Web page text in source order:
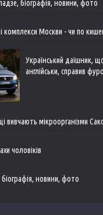
біографія, новини, фото
комплекси Москви - чи по
Український даїшник,
англійськи, справив
вивчають мікроорганізми
чоловіків
новини, фото